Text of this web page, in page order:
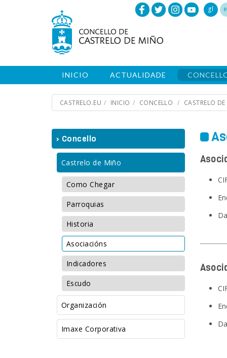
gl
INICIO ACTUALIDADE
CASTRELO.EU INICIO CONCELLO CASTRELO
› Concello
Castrelo de Miño
Como Chegar
Parroquias
Historia
Asociacións
Indicadores
Escudo
Organización
Imaxe Corporativa